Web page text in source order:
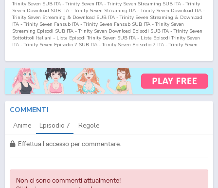
Trinity Seven SUB ITA - Trinity Seven ITA - Trinity Seven Streaming SUB ITA - Trinity
Seven Download SUB ITA - Trinity Seven Streaming ITA - Trinity Seven Download ITA -
Trinity Seven Streaming & Download SUB ITA - Trinity Seven Streaming & Download
ITA - Trinity Seven Fansub ITA - Trinity Seven Fansub SUB ITA - Trinity Seven
Streaming Episodi SUB ITA - Trinity Seven Download Episodi SUB ITA - Trinity Seven
Sottotitoli Italiani - Lista Episodi Trinity Seven SUB ITA - Lista Episodi Trinity Seven
ITA - Trinity Seven Episodio 7 SUB ITA - Trinity Seven Episodio 7 ITA - Trinity Seven
COMMENTI
Anime Episodio 7 Regole
Effettua l'accesso per commentare.
Non ci sono commenti attualmente!